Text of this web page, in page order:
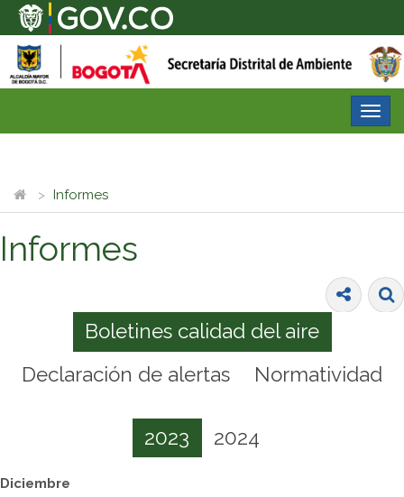
Informes
Informes
Boletines calidad del aire
Declaración de alertas
Normatividad
2023 2024
Diciembre